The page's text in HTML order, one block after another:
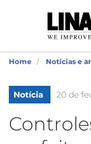
Home Notícias e
Notícia 20 de